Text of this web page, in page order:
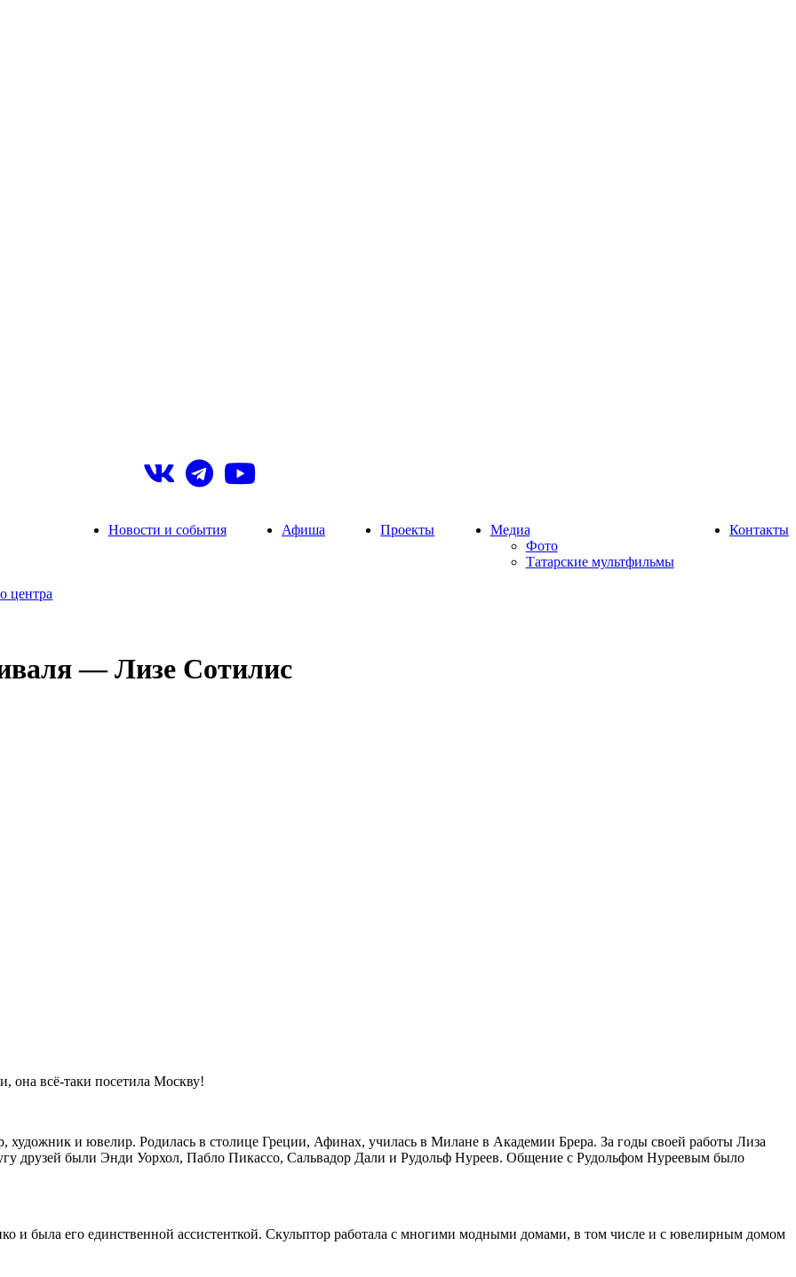
центра
Новости и события Афиша Проекты
Медиа
Фото
Татарские мультфильмы
Контакты
— Лизе Сотилис
она всё-таки посетила Москву!
художник и ювелир. Родилась в столице Греции, Афинах, училась в Милане в Академии Брера. За годы своей работы Лиза
друзей были Энди Уорхол, Пабло Пикассо, Сальвадор Дали и Рудольф Нуреев. Общение с Рудольфом Нуреевым было
и была его единственной ассистенткой. Скульптор работала с многими модными домами, в том числе и с ювелирным домом